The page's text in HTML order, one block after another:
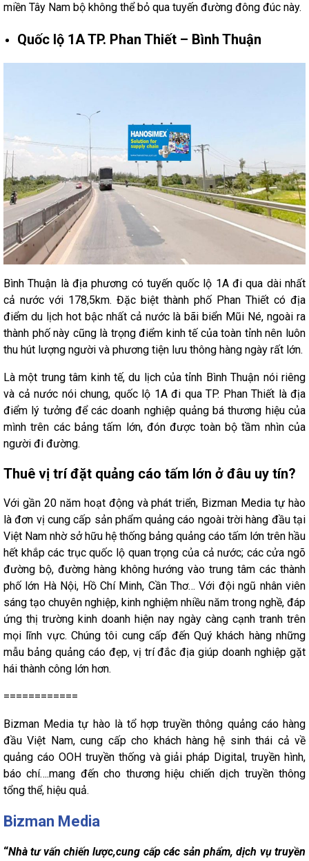
miền Tây Nam bộ không thể bỏ qua tuyến đường đông đúc này.
Quốc lộ 1A TP. Phan Thiết – Bình Thuận
Bình Thuận là địa phương có tuyến quốc lộ 1A đi qua dài nhất
cả nước với 178,5km. Đặc biệt thành phố Phan Thiết có địa
điểm du lịch hot bậc nhất cả nước là bãi biển Mũi Né, ngoài ra
thành phố này cũng là trọng điểm kinh tế của toàn tỉnh nên luôn
thu hút lượng người và phương tiện lưu thông hàng ngày rất lớn.
Là một trung tâm kinh tế, du lịch của tỉnh Bình Thuận nói riêng
và cả nước nói chung, quốc lộ 1A đi qua TP. Phan Thiết là địa
điểm lý tưởng để các doanh nghiệp quảng bá thương hiệu của
mình trên các bảng tấm lớn, đón được toàn bộ tầm nhìn của
người đi đường.
Thuê vị trí đặt quảng cáo tấm lớn ở đâu uy tín?
Với gần 20 năm hoạt động và phát triển, Bizman Media tự hào
là đơn vị cung cấp sản phẩm quảng cáo ngoài trời hàng đầu tại
Việt Nam nhờ sở hữu hệ thống bảng quảng cáo tấm lớn trên hầu
hết khắp các trục quốc lộ quan trọng của cả nước; các cửa ngõ
đường bộ, đường hàng không hướng vào trung tâm các thành
phố lớn Hà Nội, Hồ Chí Minh, Cần Thơ… Với đội ngũ nhân viên
sáng tạo chuyên nghiệp, kinh nghiệm nhiều năm trong nghề, đáp
ứng thị trường kinh doanh hiện nay ngày càng cạnh tranh trên
mọi lĩnh vực. Chúng tôi cung cấp đến Quý khách hàng những
mẫu bảng quảng cáo đẹp, vị trí đắc địa giúp doanh nghiệp gặt
hái thành công lớn hơn.
============
Bizman Media tự hào là tổ hợp truyền thông quảng cáo hàng
đầu Việt Nam, cung cấp cho khách hàng hệ sinh thái cả về
quảng cáo OOH truyền thống và giải pháp Digital, truyền hình,
báo chí….mang đến cho thương hiệu chiến dịch truyền thông
tổng thể, hiệu quả.
Bizman Media
“Nhà tư vấn chiến lược,cung cấp các sản phẩm, dịch vụ truyền